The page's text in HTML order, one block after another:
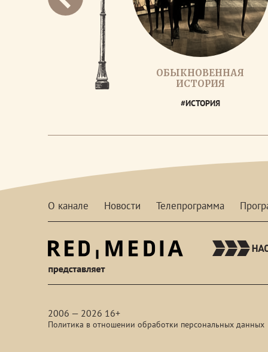
ОБЫКНОВЕННАЯ
ИСТОРИЯ
#ИСТОРИЯ
О канале Новости Телепрограмма
2006 — 2026 16+
Политика в отношении обработки персональных данных